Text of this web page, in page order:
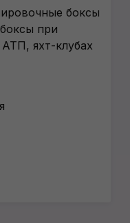
боксы
при
яхт-клубах